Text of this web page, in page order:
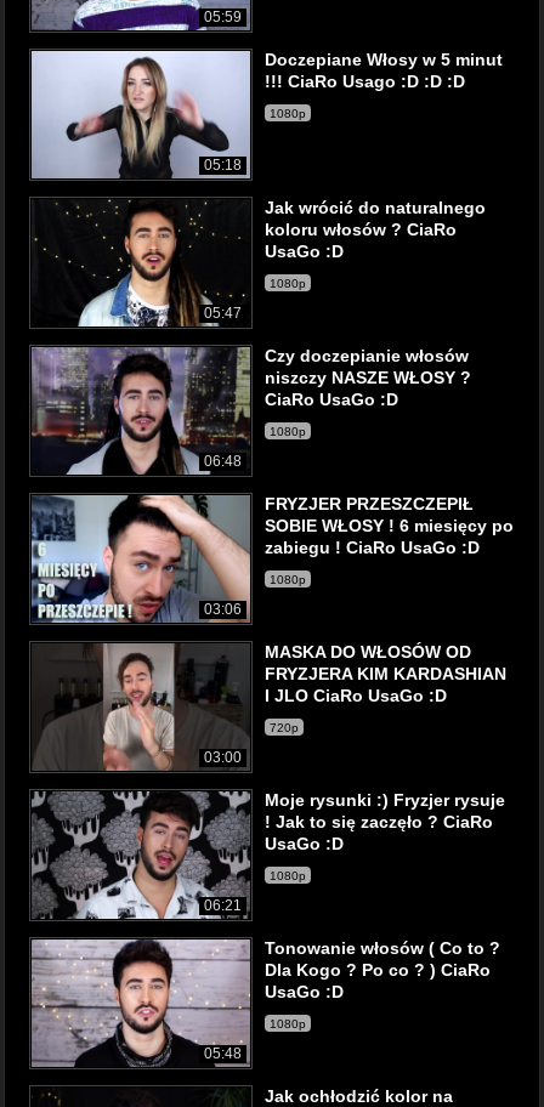
05:59
05:18
Doczepiane Włosy w 5 minut
!!! CiaRo Usago :D :D :D
1080p
05:47
Jak wrócić do naturalnego
koloru włosów ? CiaRo
UsaGo :D
1080p
06:48
Czy doczepianie włosów
niszczy NASZE WŁOSY ?
CiaRo UsaGo :D
1080p
03:06
FRYZJER PRZESZCZEPIŁ
SOBIE WŁOSY ! 6 miesięcy po
zabiegu ! CiaRo UsaGo :D
1080p
03:00
MASKA DO WŁOSÓW OD
FRYZJERA KIM KARDASHIAN
I JLO CiaRo UsaGo :D
720p
06:21
Moje rysunki :) Fryzjer rysuje
! Jak to się zaczęło ? CiaRo
UsaGo :D
1080p
05:48
Tonowanie włosów ( Co to ?
Dla Kogo ? Po co ? ) CiaRo
UsaGo :D
1080p
Jak ochłodzić kolor na